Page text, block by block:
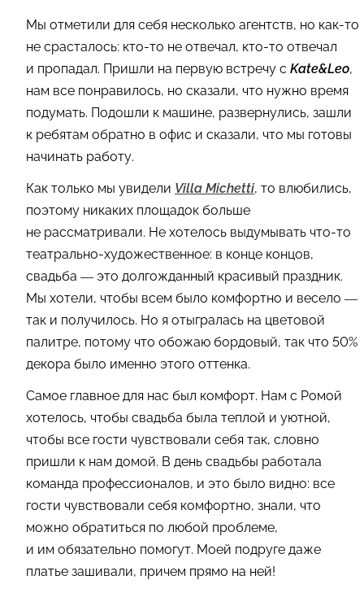
Мы отметили для себя несколько агентств, но как-то
не срасталось: кто-то не отвечал, кто-то отвечал
и пропадал. Пришли на первую встречу с Kate&Leo,
нам все понравилось, но сказали, что нужно время
подумать. Подошли к машине, развернулись, зашли
к ребятам обратно в офис и сказали, что мы готовы
начинать работу.
Как только мы увидели Villa Michetti, то влюбились,
поэтому никаких площадок больше
не рассматривали. Не хотелось выдумывать что-то
театрально-художественное: в конце концов,
свадьба — это долгожданный красивый праздник.
Мы хотели, чтобы всем было комфортно и весело —
так и получилось. Но я отыгралась на цветовой
палитре, потому что обожаю бордовый, так что 50%
декора было именно этого оттенка.
Самое главное для нас был комфорт. Нам с Ромой
хотелось, чтобы свадьба была теплой и уютной,
чтобы все гости чувствовали себя так, словно
пришли к нам домой. В день свадьбы работала
команда профессионалов, и это было видно: все
гости чувствовали себя комфортно, знали, что
можно обратиться по любой проблеме,
и им обязательно помогут. Моей подруге даже
платье зашивали, причем прямо на ней!